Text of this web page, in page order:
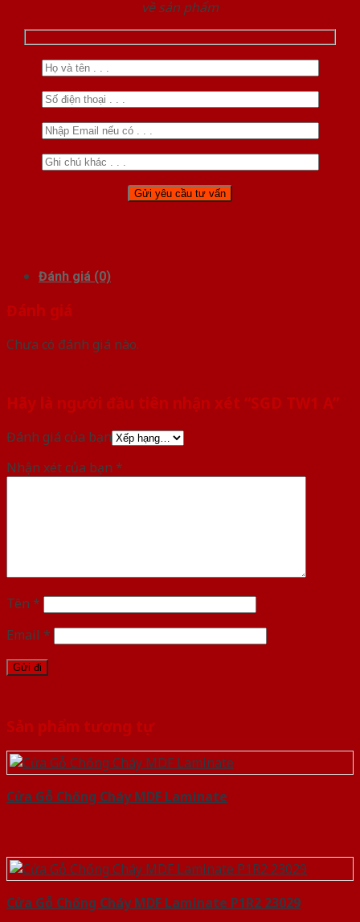
về sản phẩm
Đánh giá (0)
Đánh giá
Chưa có đánh giá nào.
Hãy là người đầu tiên nhận xét “SGD TW1 A”
Đánh giá của bạn
Nhận xét của bạn *
Tên *
Email *
Sản phẩm tương tự
Cửa Gỗ Chống Cháy MDF Laminate
Cửa Gỗ Chống Cháy MDF Laminate P1R2 23029